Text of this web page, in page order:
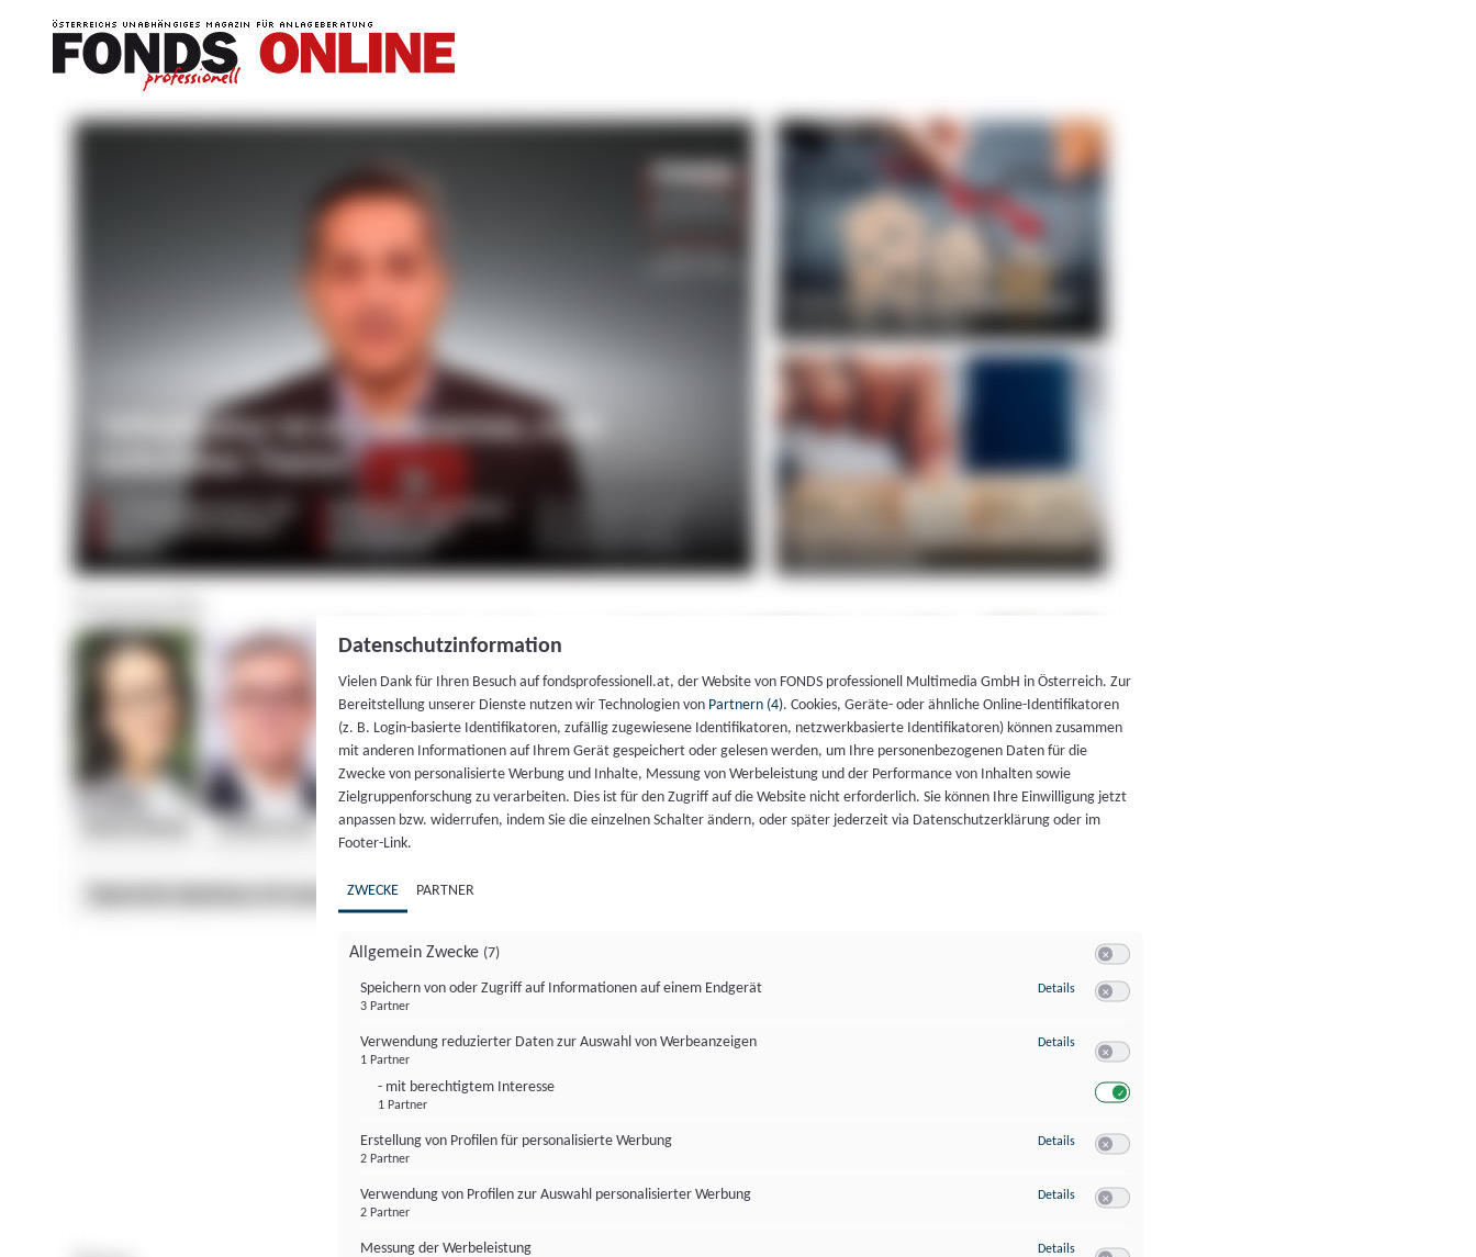
Datenschutzinformation
Vielen Dank für Ihren Besuch auf fondsprofessionell.at, der Website von FONDS professionell Multimedia GmbH in Österreich. Zur
Bereitstellung unserer Dienste nutzen wir Technologien von Partnern (4). Cookies, Geräte- oder ähnliche Online-Identifikatoren
(z. B. Login-basierte Identifikatoren, zufällig zugewiesene Identifikatoren, netzwerkbasierte Identifikatoren) können zusammen
mit anderen Informationen auf Ihrem Gerät gespeichert oder gelesen werden, um Ihre personenbezogenen Daten für die
Zwecke von personalisierte Werbung und Inhalte, Messung von Werbeleistung und der Performance von Inhalten sowie
Zielgruppenforschung zu verarbeiten. Dies ist für den Zugriff auf die Website nicht erforderlich. Sie können Ihre Einwilligung jetzt
anpassen bzw. widerrufen, indem Sie die einzelnen Schalter ändern, oder später jederzeit via Datenschutzerklärung oder im
Footer-Link.
ZWECKE PARTNER
Allgemein Zwecke (7)
Speichern von oder Zugriff auf Informationen auf einem Endgerät
3 Partner
Details zu Speichern von oder Zugriff auf Informationen auf einem Endgerät
Verwendung reduzierter Daten zur Auswahl von Werbeanzeigen
1 Partner
- mit berechtigtem Interesse
1 Partner
Details zu Verwendung reduzierter Daten zur Auswahl von Werbeanzeigen
Erstellung von Profilen für personalisierte Werbung
2 Partner
Details zu Erstellung von Profilen für personalisierte Werbung
Verwendung von Profilen zur Auswahl personalisierter Werbung
2 Partner
Details zu Verwendung von Profilen zur Auswahl personalisierter Werbung
Messung der Werbeleistung
Details zu Messung der Werbeleistung